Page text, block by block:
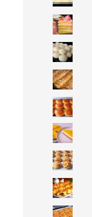
f
o
r
: